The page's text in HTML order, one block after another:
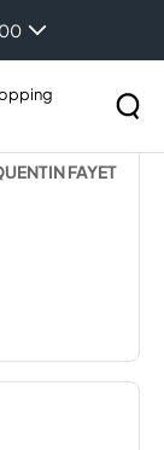
FAYET